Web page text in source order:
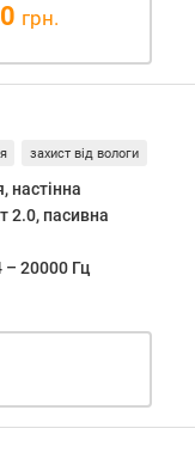
грн.
захист від вологи
настінна
2.0, пасивна
– 20000 Гц